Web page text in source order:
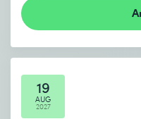
19
AUG
2027